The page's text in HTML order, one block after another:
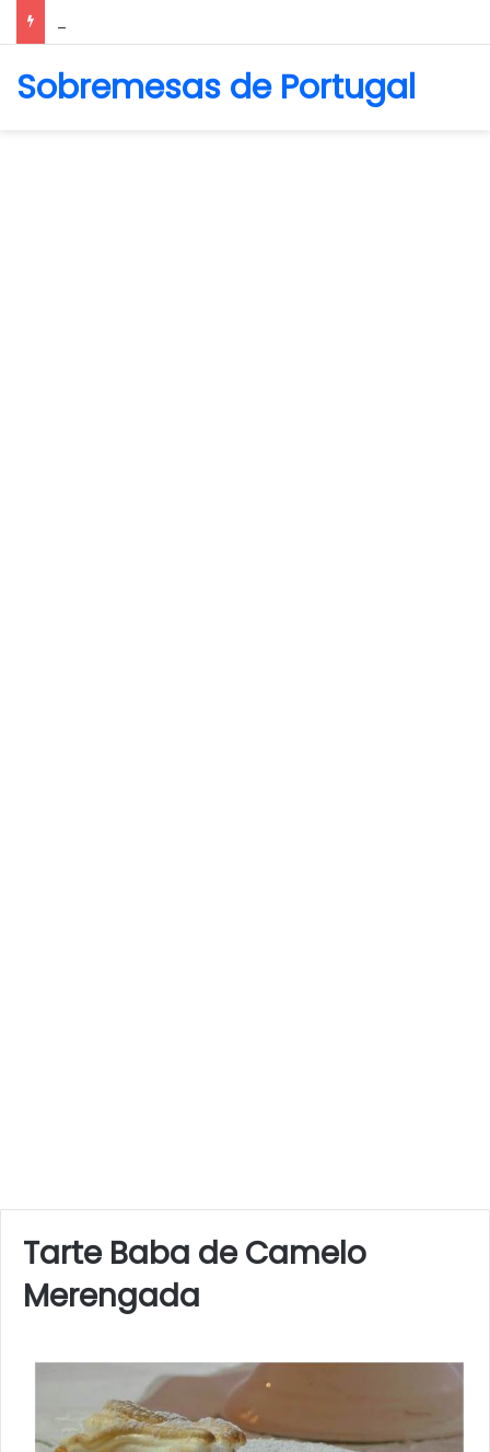
Sobremesas de Portugal
Tarte Baba de Camelo
Merengada